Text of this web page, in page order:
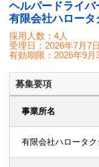
ヘルパードライバ
有限会社ハロータ
採用人数：4人
受理日： 2026年7月7日
有効期限： 2026年9月
募集要項
事業所名
有限会社ハロータク